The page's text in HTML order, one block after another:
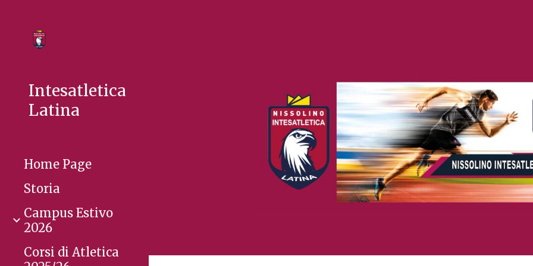
Intesatletica
Latina
Home Page
Storia
Campus Estivo
2026
Corsi di Atletica